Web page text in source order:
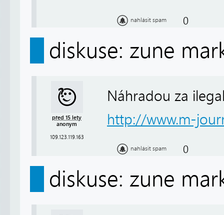
nahlásit spam 0
diskuse: zune
před 15 lety
anonym
109.123.119.163
Náhradou za
http://www.m-
nahlásit spam 0
diskuse: zune